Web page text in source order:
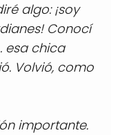
algo: ¡soy
Conocí
esa chica
Volvió, como
importante.